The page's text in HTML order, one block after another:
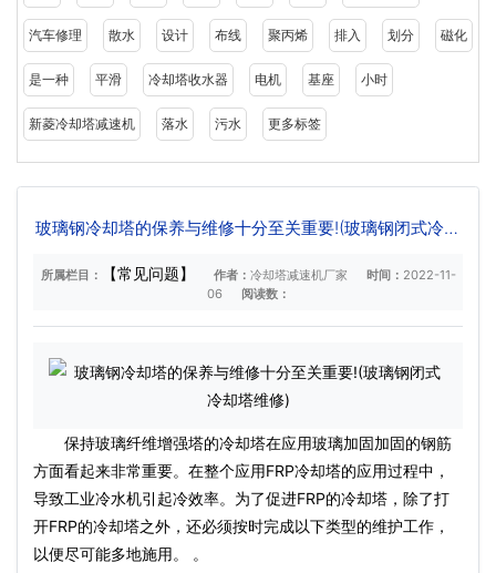
汽车修理 散水 设计 布线 聚丙烯 排入 划分 磁化
是一种 平滑 冷却塔收水器 电机 基座 小时
新菱冷却塔减速机 落水 污水 更多标签
玻璃钢冷却塔的保养与维修十分至关重要!(玻璃钢闭式冷却
所属栏目： 【常见问题】 作者： 冷却塔减速机厂家 时间： 2022-11-
06
阅读数：
保持玻璃纤维增​​强塔的冷却塔在应用玻璃加固加固的钢筋
方面看起来非常重要。在整个应用FRP冷却塔的应用过程中，
导致工业冷水机引起冷效率。为了促进FRP的冷却塔，除了打
开FRP的冷却塔之外，还必须按时完成以下类型的维护工作，
以便尽可能多地施用。 。